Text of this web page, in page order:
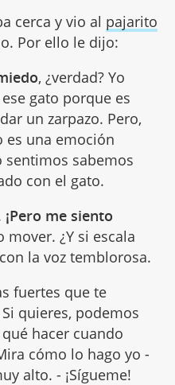
cerca y vio al pajarito
Por ello le dijo:
, ¿verdad? Yo
gato porque es
un zarpazo. Pero,
es una emoción
sentimos sabemos
con el gato.
¡Pero me siento
mover. ¿Y si escala
con la voz temblorosa.
fuertes que te
quieres, podemos
hacer cuando
cómo lo hago yo -
alto. - ¡Sígueme!